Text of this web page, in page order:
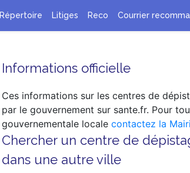
Répertoire Litiges Reco Courrier
Informations officielle
Ces informations sur les centres de
par le gouvernement sur sante.fr. Pour
gouvernementale localecontactez la
Chercher un centre de
dans une autre ville